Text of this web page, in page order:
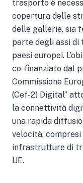
trasporto è
copertura delle
delle gallerie, sia
parte degli assi di
paesi europei.
co-finanziato dal
Commissione
(Cef-2) Digital”
la connettività
una rapida
velocità, compresi
infrastrutture di
UE.